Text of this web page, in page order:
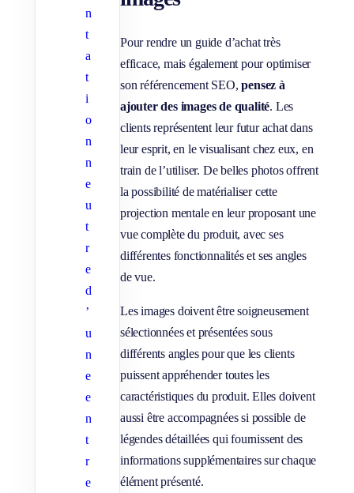
n
t
a
t
i
o
n
n
e
u
t
r
e
d
’
u
n
e
e
n
t
r
e
Pour rendre un guide d’achat très
efficace, mais également pour optimiser
son référencement SEO,pensez à
ajouter des images de qualité. Les
clients représentent leur futur achat dans
leur esprit, en le visualisant chez eux, en
train de l’utiliser. De belles photos offrent
la possibilité de matérialiser cette
projection mentale en leur proposant une
vue complète du produit, avec ses
différentes fonctionnalités et ses angles
de vue.
Les images doivent être soigneusement
sélectionnées et présentées sous
différents angles pour que les clients
puissent appréhender toutes les
caractéristiques du produit. Elles doivent
aussi être accompagnées si possible de
légendes détaillées qui fournissent des
informations supplémentaires sur chaque
élément présenté.